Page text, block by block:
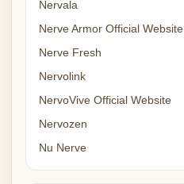
Nervala
Nerve Armor Official Website
Nerve Fresh
Nervolink
NervoVive Official Website
Nervozen
Nu Nerve